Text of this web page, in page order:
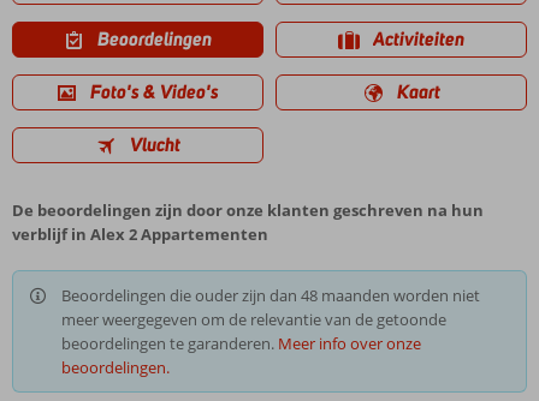
Beoordelingen Activiteiten
Foto's & Video's Kaart
Vlucht
De beoordelingen zijn door onze klanten geschreven na hun
verblijf in Alex 2 Appartementen
Beoordelingen die ouder zijn dan 48 maanden worden niet
meer weergegeven om de relevantie van de getoonde
beoordelingen te garanderen. Meer info over onze
beoordelingen.